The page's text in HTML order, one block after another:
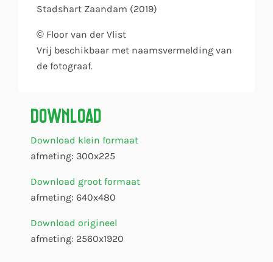
Stadshart Zaandam (2019)
© Floor van der Vlist
Vrij beschikbaar met naamsvermelding van
de fotograaf.
Download
Download klein formaat
afmeting: 300x225
Download groot formaat
afmeting: 640x480
Download origineel
afmeting: 2560x1920